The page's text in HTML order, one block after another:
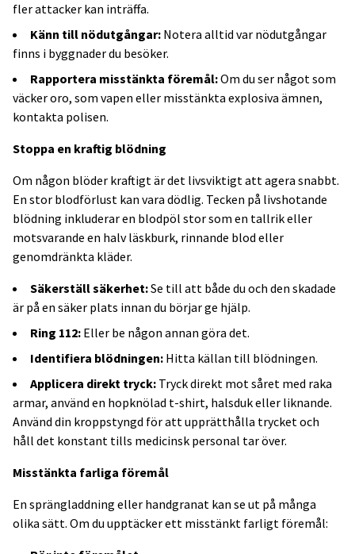
fler attacker kan inträffa.
Känn till nödutgångar: Notera alltid var nödutgångar
finns i byggnader du besöker.
Rapportera misstänkta föremål:Om du ser något som
väcker oro, som vapen eller misstänkta explosiva ämnen,
kontakta polisen.
Stoppa en kraftig blödning
Om någon blöder kraftigt är det livsviktigt att agera snabbt.
En stor blodförlust kan vara dödlig. Tecken på livshotande
blödning inkluderar en blodpöl stor som en tallrik eller
motsvarande en halv läskburk, rinnande blod eller
genomdränkta kläder.
Säkerställ säkerhet:Se till att både du och den skadade
är på en säker plats innan du börjar ge hjälp.
Ring 112: Eller be någon annan göra det.
Identifiera blödningen: Hitta källan till blödningen.
Applicera direkt tryck: Tryck direkt mot såret med raka
armar, använd en hopknölad t-shirt, halsduk eller liknande.
Använd din kroppstyngd för att upprätthålla trycket och
håll det konstant tills medicinsk personal tar över.
Misstänkta farliga föremål
En sprängladdning eller handgranat kan se ut på många
olika sätt. Om du upptäcker ett misstänkt farligt föremål: